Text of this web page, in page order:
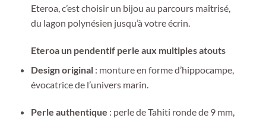
Eteroa, c’est choisir un bijou au parcours maîtrisé,
du lagon polynésien jusqu’à votre écrin.
Eteroa un pendentif perle aux multiples atouts
Design original: monture en forme d’hippocampe,
évocatrice de l’univers marin.
Perle authentique : perle de Tahiti ronde de 9 mm,